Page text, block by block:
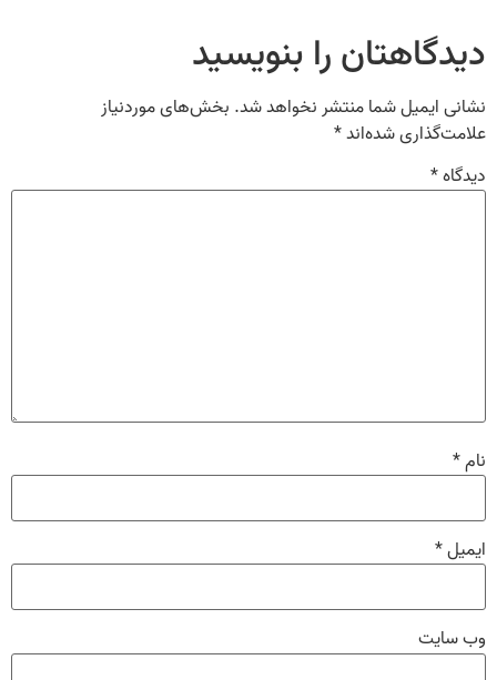
دیدگاهتان را بنویسید
نشانی ایمیل شما منتشر نخواهد شد. بخش‌های موردنیاز
علامت‌گذاری شده‌اند*
دیدگاه*
نام*
ایمیل*
وب‌ سایت